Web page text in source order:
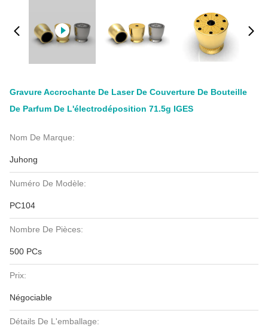
Gravure Accrochante De Laser De Couverture De Bouteille
De Parfum De L'électrodéposition 71.5g IGES
Nom De Marque:
Juhong
Numéro De Modèle:
PC104
Nombre De Pièces:
500 PCs
Prix:
Négociable
Détails De L'emballage: